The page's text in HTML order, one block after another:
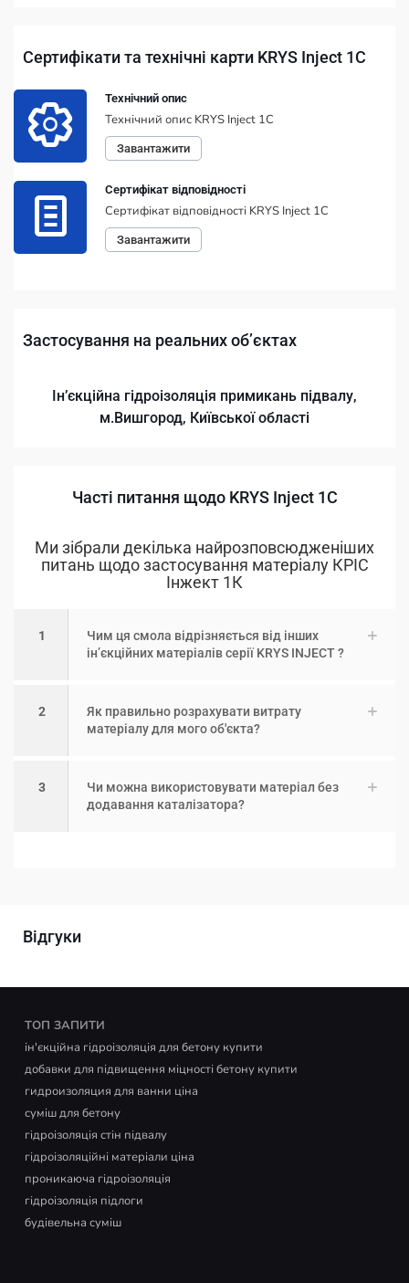
Сертифікати та технічні карти KRYS Inject 1С
Технічний опис
Технічний опис KRYS Inject 1С
Завантажити
Сертифікат відповідності
Сертифікат відповідності KRYS Inject 1C
Завантажити
Застосування на реальних обʼєктах
Інʼєкційна гідроізоляція примикань підвалу,
м.Вишгород, Київської області
Часті питання щодо KRYS Inject 1C
Ми зібрали декілька найрозповсюдженіших
питань щодо застосування матеріалу КРІС
Інжект 1К
1
Чим ця смола відрізняється від інших
інʼєкційних матеріалів серії KRYS INJECT ?
2
Як правильно розрахувати витрату
матеріалу для мого об'єкта?
3
Чи можна використовувати матеріал без
додавання каталізатора?
Відгуки
ТОП ЗАПИТИ
ін'єкційна гідроізоляція для бетону купити
добавки для підвищення міцності бетону купити
гидроизоляция для ванни ціна
суміш для бетону
гідроізоляція стін підвалу
гідроізоляційні матеріали ціна
проникаюча гідроізоляція
гідроізоляція підлоги
будівельна суміш